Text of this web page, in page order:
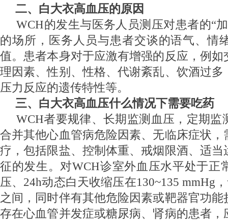
二、白大衣高血压的原因
WCH的发生与医务人员测压对患者的“
的场所，医务人员与患者交谈的语气、情
值。患者本身对于应激有增强的反应，例
理因素、性别、性格、代谢紊乱、饮酒过
压力反应的遗传特性等。
三、白大衣高血压什么情况下需要吃药
WCH者要规律、长期监测血压，定期监
合并其他心血管病危险因素、无临床症状
疗，包括限盐、控制体重、戒烟限酒、适
征的发生。对WCH诊室外血压水平处于正
压、24h动态白天收缩压在130~135 mmHg
之间，同时伴有其他危险因素或靶器官功
存在心血管并发症或糖尿病、肾病的患者